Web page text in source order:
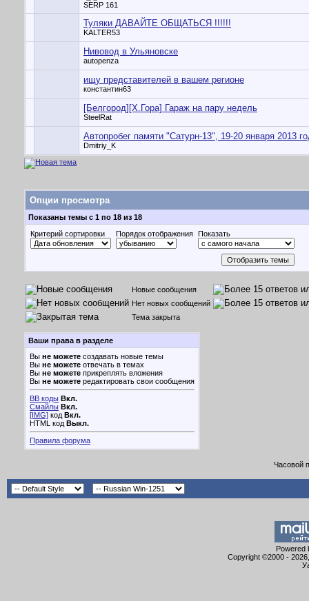
SERP 161
Туляки ДАВАЙТЕ ОБЩАТЬСЯ !!!!!!
KALTER53
Нивовод в Ульяновске
autopenza
ищу представителей в вашем регионе
константин63
[Белгород][Х.Гора] Гараж на пару недель
SteelRat
Автопробег памяти "Сатурн-13", 19-20 января 2013
Dmitriy_K
Опции просмотра
Показаны темы с 1 по 18 из 18
Критерий сортировки
Порядок отображения Показать
Новые сообщения
Нет новых сообщений
Тема закрыта
Ваши права в разделе
Вы не можете создавать новые темы
Вы не можете отвечать в темах
Вы не можете прикреплять вложения
Вы не можете редактировать свои сообщения
BB коды Вкл.
Смайлы Вкл.
[IMG] код Вкл.
HTML код Выкл.
Правила форума
Часовой
Powered
Copyright ©2000 -